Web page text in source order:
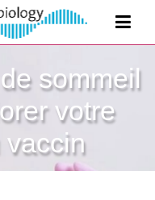
sommeil
votre
vaccin